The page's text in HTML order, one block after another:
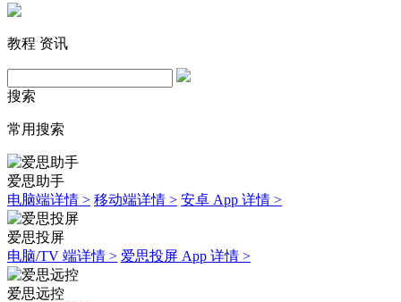
教程 资讯
搜索
常用搜索
爱思助手
电脑端详情 > 移动端详情 > 安卓 App 详情 >
爱思投屏
电脑/TV 端详情 > 爱思投屏 App 详情 >
爱思远控